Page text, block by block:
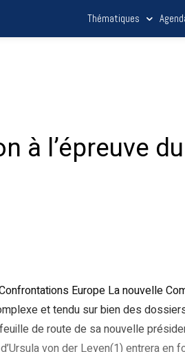
Thématiques
à l’épreuve du
Europe La nouvelle
et tendu sur bien des
de route de sa nouvelle
von der Leyen(1) entrera en